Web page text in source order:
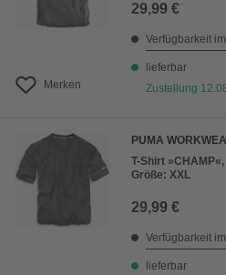
Merken
29,99 €
Verfügbarkeit
lieferbar
Zustellung
PUMA
T-Shirt
Größe: XXL
29,99 €
Verfügbarkeit
lieferbar